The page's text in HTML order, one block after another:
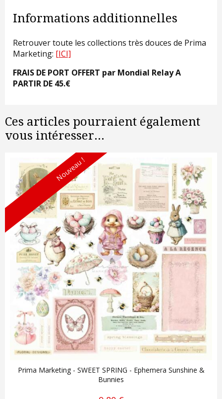
Informations additionnelles
Retrouver toute les collections très douces de Prima
Marketing: [ICI]
FRAIS DE PORT OFFERT par Mondial Relay A
PARTIR DE 45.€
Ces articles pourraient également
vous intéresser...
Nouveau !
Prima Marketing - SWEET SPRING - Ephemera Sunshine &
Bunnies